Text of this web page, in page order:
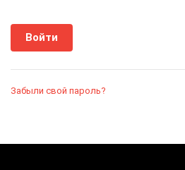
Забыли свой пароль?